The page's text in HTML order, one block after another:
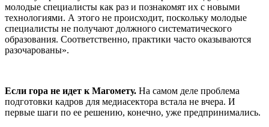
молодые специалисты как раз и познакомят их с новыми
технологиями. А этого не происходит, поскольку молодые
специалисты не получают должного систематического
образования. Соответственно, практики часто оказываются
разочарованы».
Если гора не идет к Магомету. На самом деле проблема
подготовки кадров для медиасектора встала не вчера. И
первые шаги по ее решению, конечно, уже предпринимались.